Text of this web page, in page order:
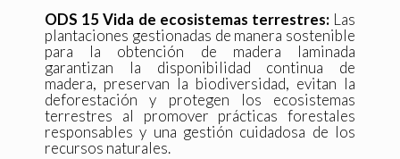
ODS 15 Vida de ecosistemas terrestres:Las
plantaciones gestionadas de manera sostenible
para la obtención de madera laminada
garantizan la disponibilidad continua de
madera, preservan la biodiversidad, evitan la
deforestación y protegen los ecosistemas
terrestres al promover prácticas forestales
responsables y una gestión cuidadosa de los
recursos naturales.